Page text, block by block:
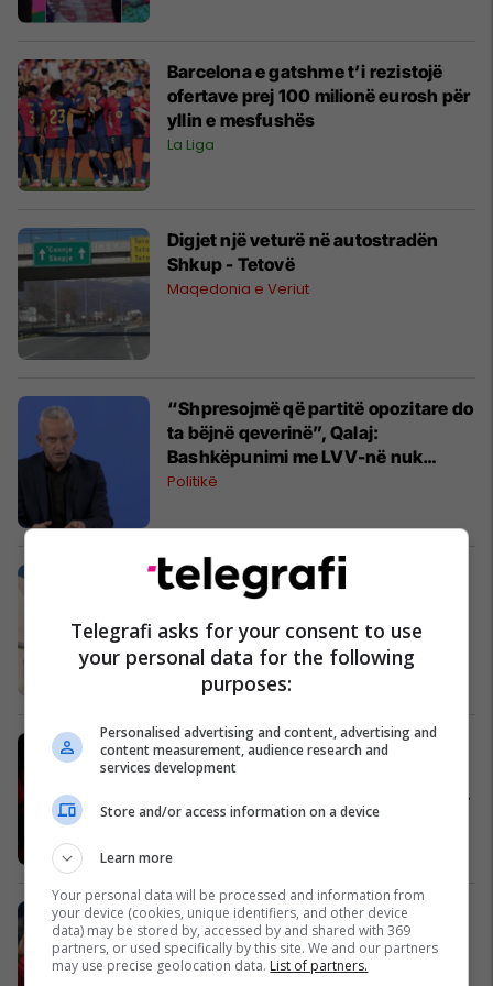
Barcelona e gatshme t’i rezistojë
ofertave prej 100 milionë eurosh për
yllin e mesfushës
La Liga
Digjet një veturë në autostradën
Shkup - Tetovë
Maqedonia e Veriut
“Shpresojmë që partitë opozitare do
ta bëjnë qeverinë”, Qalaj:
Bashkëpunimi me LVV-në nuk
diskutohet
Politikë
Për herë të parë, Musk ftohet nga
drejtori i CIA-s për një takim
Amerika
Trajneri i CrossFit, Egzon Shkololli
me mesazh motivues për të rinjtë:
sakrifikosh shumë gjëra - familjen,
Aktiviteti fizik
Ish-ylli i Man United rrezikon të
dënohet me dy vjet burgim
Premier League
Telegrafi asks for your consent to use
your personal data for the following
purposes:
Personalised advertising and content, advertising and
content measurement, audience research and
services development
Store and/or access information on a device
Learn more
Your personal data will be processed and information from
your device (cookies, unique identifiers, and other device
data) may be stored by, accessed by and shared with 369
partners, or used specifically by this site. We and our partners
may use precise geolocation data. List of partners.